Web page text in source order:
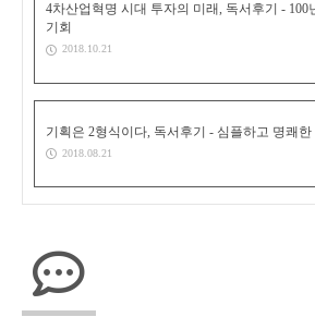
4차산업혁명 시대 투자의 미래, 독서후기 - 100
기회
2018.10.21
기획은 2형식이다, 독서후기 - 심플하고 명쾌
2018.08.21